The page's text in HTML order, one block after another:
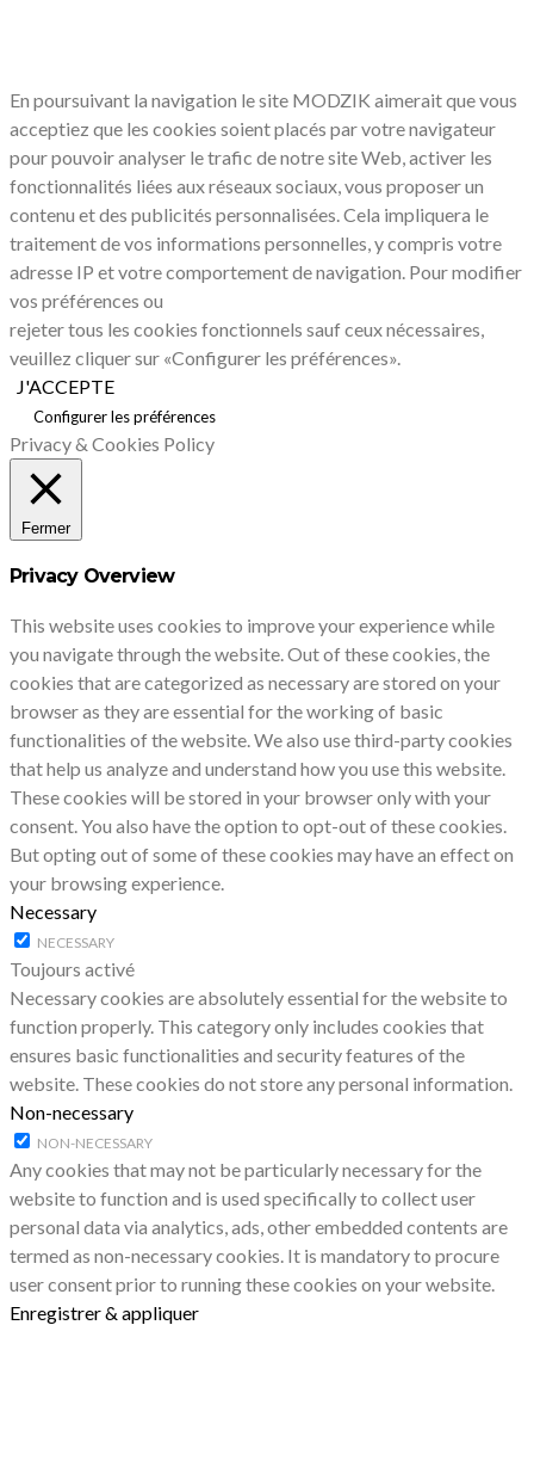
En poursuivant la navigation le site MODZIK aimerait que vous
acceptiez que les cookies soient placés par votre navigateur
pour pouvoir analyser le trafic de notre site Web, activer les
fonctionnalités liées aux réseaux sociaux, vous proposer un
contenu et des publicités personnalisées. Cela impliquera le
traitement de vos informations personnelles, y compris votre
adresse IP et votre comportement de navigation. Pour modifier
vos préférences ou
rejeter tous les cookies fonctionnels sauf ceux nécessaires,
veuillez cliquer sur «Configurer les préférences».
J'ACCEPTE
Configurer les préférences
Privacy & Cookies Policy
Fermer
Privacy Overview
This website uses cookies to improve your experience while
you navigate through the website. Out of these cookies, the
cookies that are categorized as necessary are stored on your
browser as they are essential for the working of basic
functionalities of the website. We also use third-party cookies
that help us analyze and understand how you use this website.
These cookies will be stored in your browser only with your
consent. You also have the option to opt-out of these cookies.
But opting out of some of these cookies may have an effect on
your browsing experience.
Necessary
NECESSARY
Toujours activé
Necessary cookies are absolutely essential for the website to
function properly. This category only includes cookies that
ensures basic functionalities and security features of the
website. These cookies do not store any personal information.
Non-necessary
NON-NECESSARY
Any cookies that may not be particularly necessary for the
website to function and is used specifically to collect user
personal data via analytics, ads, other embedded contents are
termed as non-necessary cookies. It is mandatory to procure
user consent prior to running these cookies on your website.
Enregistrer & appliquer